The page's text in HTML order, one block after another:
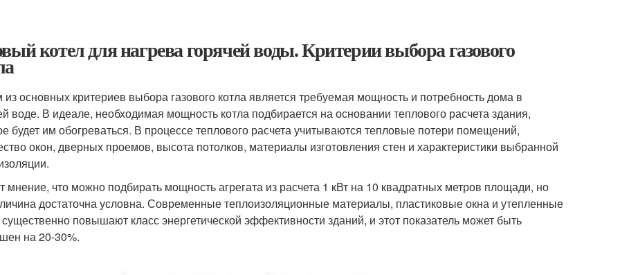
котел для нагрева горячей воды. Критерии выбора газового
основных критериев выбора газового котла является требуемая мощность и потребность дома в
воде. В идеале, необходимая мощность котла подбирается на основании теплового расчета здания,
будет им обогреваться. В процессе теплового расчета учитываются тепловые потери помещений,
окон, дверных проемов, высота потолков, материалы изготовления стен и характеристики выбранной
мнение, что можно подбирать мощность агрегата из расчета 1 кВт на 10 квадратных метров площади, но
достаточна условна. Современные теплоизоляционные материалы, пластиковые окна и утепленные
повышают класс энергетической эффективности зданий, и этот показатель может быть
на 20-30%.